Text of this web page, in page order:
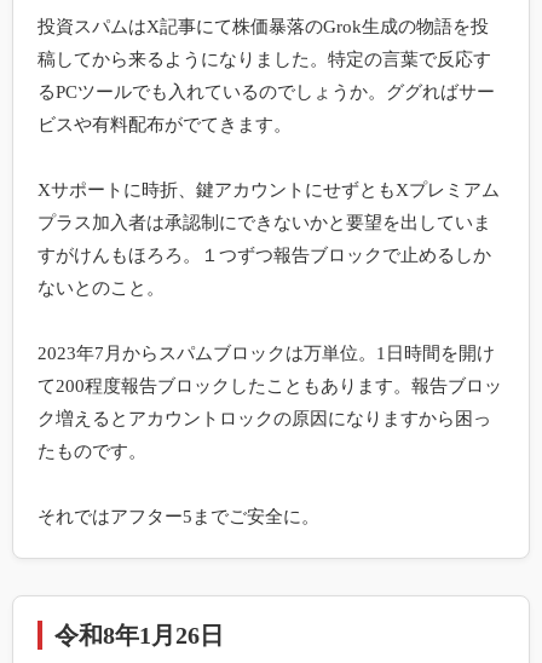
投資スパムはX記事にて株価暴落のGrok生成の物語を投
稿してから来るようになりました。特定の言葉で反応す
るPCツールでも入れているのでしょうか。ググればサー
ビスや有料配布がでてきます。
Xサポートに時折、鍵アカウントにせずともXプレミアム
プラス加入者は承認制にできないかと要望を出していま
すがけんもほろろ。１つずつ報告ブロックで止めるしか
ないとのこと。
2023年7月からスパムブロックは万単位。1日時間を開け
て200程度報告ブロックしたこともあります。報告ブロッ
ク増えるとアカウントロックの原因になりますから困っ
たものです。
それではアフター5までご安全に。
令和8年1月26日